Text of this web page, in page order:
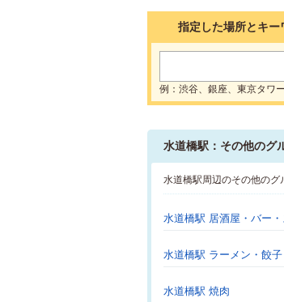
指定した場所とキ
例：渋谷、銀座、東京タワー
水道橋駅：その他のグ
水道橋駅周辺のその他のグ
水道橋駅 居酒屋・バー・
水道橋駅 ラーメン・餃子
水道橋駅 焼肉